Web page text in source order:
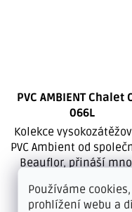
Používáme
prohlížení webu a
PVC AMBIENT Chalet
066L
Kolekce
PVC Ambient od
Beauflor, přináší
VYPRODÁNO